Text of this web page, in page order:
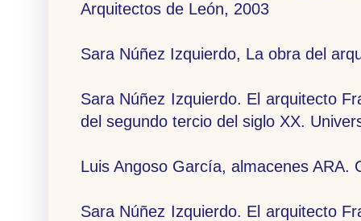
Arquitectos de León, 2003
Sara Núñez Izquierdo, La obra del
Sara Núñez Izquierdo. El arquitecto
del segundo tercio del siglo XX.
Luis Angoso García, almacenes ARA.
Sara Núñez Izquierdo. El arquitecto